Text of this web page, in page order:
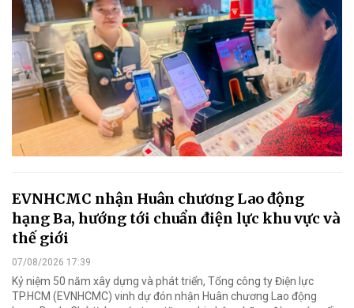
EVNHCMC nhận Huân chương Lao động
hạng Ba, hướng tới chuẩn điện lực khu vực và
thế giới
07/08/2026 17:39
Kỷ niệm 50 năm xây dựng và phát triển, Tổng công ty Điện lực
TP.HCM (EVNHCMC) vinh dự đón nhận Huân chương Lao động